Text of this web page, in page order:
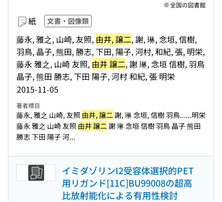
紙 文書・図像類
藤永, 雅之, 山崎, 友照, 由井, 譲二, 謝, 琳, 念垣, 信樹,
羽鳥, 晶子, 熊田, 勝志, 下田, 陽子, 河村, 和紀, 張, 明栄,
藤永 雅之, 山崎 友照, 由井 譲二, 謝 琳, 念垣 信樹, 羽鳥
晶子, 熊田 勝志, 下田 陽子, 河村 和紀, 張 明栄
2015-11-05
全国の図書館
著者標目
藤永, 雅之 山崎, 友照 由井, 譲二謝, 琳 念垣, 信樹 羽鳥......明栄
藤永 雅之 山崎 友照 由井 譲二謝 琳 念垣 信樹 羽鳥 晶子 熊田
勝志 下田 陽子 河...
イミダゾリンI2受容体選択的PET
用リガンド[11C]BU99008の超高
比放射能化による有用性検討